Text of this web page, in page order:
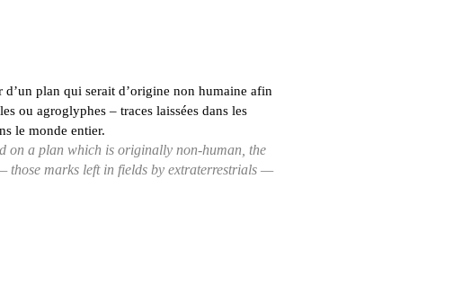
plan qui serait d’origine non humaine afin
ou agroglyphes – traces laissées dans les
le monde entier.
on a plan which is originally non-human, the
those marks left in fields by extraterrestrials —